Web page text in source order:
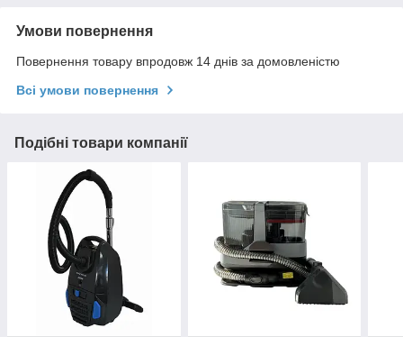
Умови повернення
Повернення товару впродовж 14 днів за домовленістю
Всі умови повернення
Подібні товари компанії